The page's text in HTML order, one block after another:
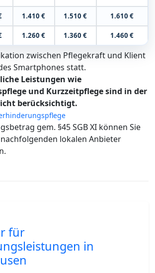
1.410 € 1.510 € 1.610 €
1.260 € 1.360 € 1.460 €
zwischen Pflegekraft und Klient
Smartphones statt.
Leistungen wie
und Kurzzeitpflege sind in der
berücksichtigt.
gem. §45 SGB XI können Sie
lokalen Anbieter
für
in